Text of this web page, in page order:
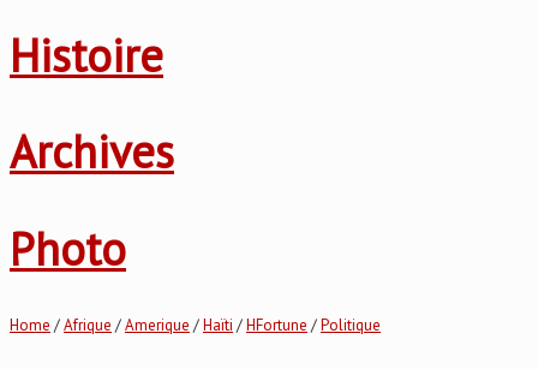
Histoire
Archives
Photo
Home /Afrique /Amerique /Haïti /HFortune /Politique